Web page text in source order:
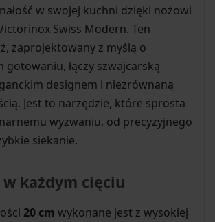
w swojej kuchni dzięki nożowi
Swiss Modern. Ten
zaprojektowany z myślą o
gotowaniu, łączy szwajcarską
designem i niezrównaną
Jest to narzędzie, które sprosta
wyzwaniu, od precyzyjnego
siekanie.
każdym cięciu
20 cm wykonane jest z wysokiej